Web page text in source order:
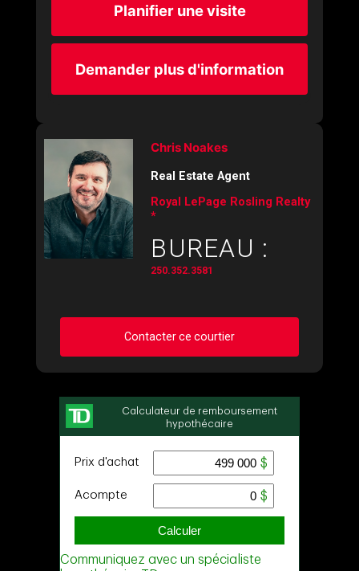
Planifier une visite
Demander plus d'information
Chris Noakes
Real Estate Agent
Royal LePage Rosling Realty
*
BUREAU :
250.352.3581
Contacter ce courtier
Demander des infos sur cette inscription
Prénom
Téléphone
Message